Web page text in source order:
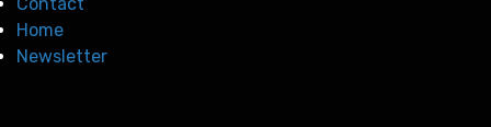
Home
Newsletter